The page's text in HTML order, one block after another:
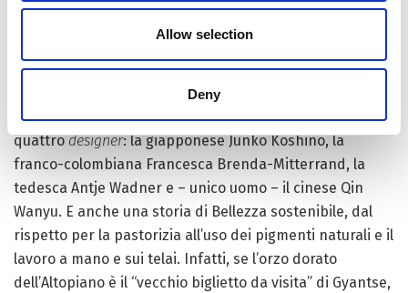
Allow selection
Deny
mongolo di Alashan(assieme a quello tibetano, patria
al mondo), oggi crea lavoro per
delle artigiane tibetane grazie alle competenze di
quattro designer: la giapponese Junko Koshino, la
franco-colombiana Francesca Brenda-Mitterrand, la
tedesca Antje Wadner e – unico uomo – il cinese Qin
Wanyu. E anche una storia di Bellezza sostenibile, dal
rispetto per la pastorizia all’uso dei pigmenti naturali e il
lavoro a mano e sui telai. Infatti, se l’orzo dorato
dell’Altopiano è il “vecchio biglietto da visita” di Gyantse,